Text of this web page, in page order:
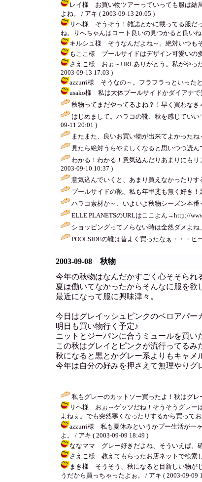
レイ様 お買い物ツアーっていっても服は結
よね。 / アキ ( 2003-09-13 20:05 )
リヘ様 そうそう！雑誌とかに載ってる服だ
ね。りへちゃんはコート良いの見つかると良い
キルシュ様 そうなんだよね～。絶対いつも
もここ様 プールサイドはデザイン可愛いの
さえこ様 おぉ～URLありがとう。私がやっ
2003-09-13 17:03 )
azzurri様 そうなの～。フラフラっといった
usako様 私は大体プールサイドかダイアナで
秋物ってまだやってるよね？！早く買わなき
はじめまして。ハラコの靴、秋を感じてい
09-11 20:01 )
またまた、良いお買い物が出来てよかった
見たら絶対うらやましくなると思いつつ読
わかる！わかる！意気込んだりあまりにも
2003-09-10 10:37 )
意気込んでいくと、あまり買えなかったり
プールサイドの靴、私も年甲斐も無く好き
ハラコ素材か～、いよいよ秋物シーズン本番
ELLE PLANETSのURLはここよん→http://
ショッピングってノらない時は全然ダメよ
POOLSIDEの靴は昔よく買ったなぁ・・・
2003-09-08 秋物
今年の秋物はなんだかすごく心そそられ
夏は働いてなかったからそんなに服を欲
最近になって服に興味津々。
今日はグレイッシュピンクのベロアパー
明日も買い物行く予定♪
ニットとジーパンに合うミュールを買い
この秋はグレイとピンクが流行ってるみ
秋になると黒とかグレー系よりもキャ
今年は自分の好みを押さえて無理やりグ
私もグレーのカットソー買ったよ！秋はグ
リヘ様 おぉ～ゲッツだね！そうそうグレー
よねぇ。でも突然寒くなったりするから買って
azzurri様 私も夏休みというかプー生活が一
よ。 / アキ ( 2003-09-09 18:49 )
ななママ グレー好きだよね、そういえば。
さえこ様 教えてもらったお店ネットで検索
まき様 そうそう、秋になると目新しい物が
うだから買っちゃったよぉ。 / アキ ( 2003-09-09